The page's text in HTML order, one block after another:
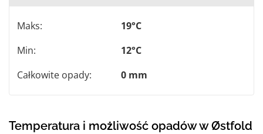
Maks:
19°C
Min:
12°C
Całkowite opady:
0 mm
Temperatura i możliwość opadów w Østfold